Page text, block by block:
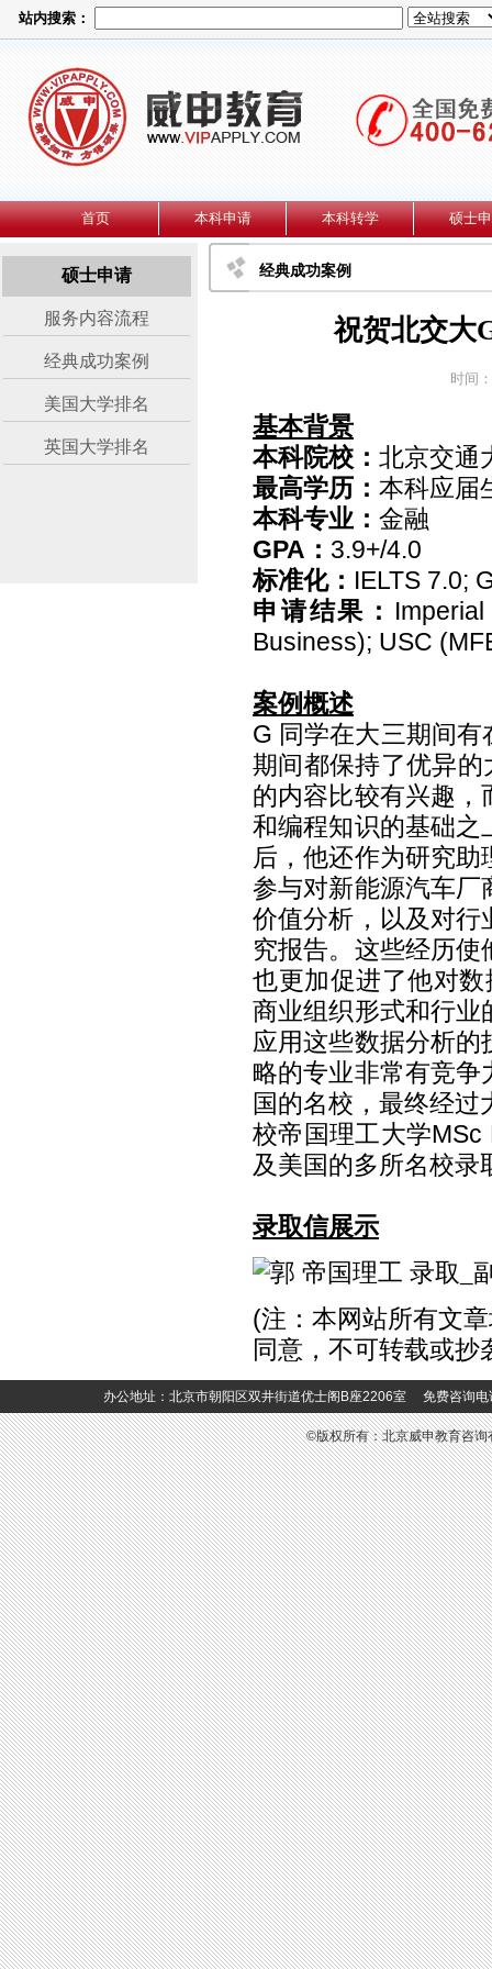
站内搜索：
首页 本科申请 本科转学 硕士
硕士申请
服务内容流程
经典成功案例
美国大学排名
英国大学排名
经典成功案例
祝贺北交大
时间
基本背景
本科院校： 北京交通
最高学历： 本科应届
本科专业： 金融
GPA ： 3.9+/4.0
标准化： IELTS 7.0;
申请结果：
Business); USC
案例概述
G 同学在大三期间
期间都保持了优异
的内容比较有兴趣
和编程知识的基础之
后，他还作为研究
参与对新能源汽车厂
价值分析，以及对行
究报告。这些经历
也更加促进了他对数
商业组织形式和行业
应用这些数据分析
略的专业非常有竞
国的名校，最终经过
校帝国理工大学MSc
及美国的多所名校录
录取信展示
(注：本网站所有文
同意，不可转载或抄
办公地址：北京市朝阳区双井街道优士阁B座2206室 免费咨
©版权所有：北京威申教育咨